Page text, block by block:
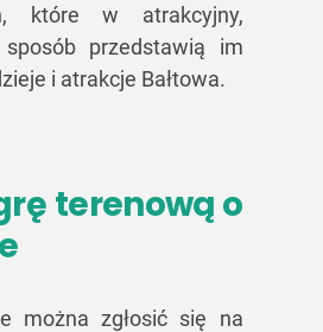
które w atrakcyjny,
przedstawią im
i atrakcje Bałtowa.
terenową o
można zgłosić się na